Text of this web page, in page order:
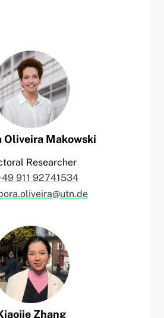
Oliveira Makowski
Researcher
911 92741534
Zhang